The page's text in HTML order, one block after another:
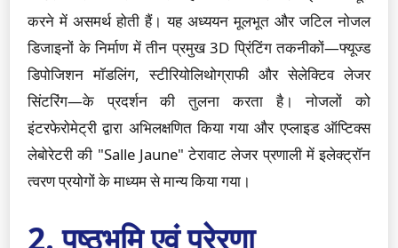
करने में असमर्थ होती हैं। यह अध्ययन मूलभूत और जटिल नोजल
डिजाइनों के निर्माण में तीन प्रमुख 3D प्रिंटिंग तकनीकों—फ्यूज्ड
डिपोजिशन मॉडलिंग, स्टीरियोलिथोग्राफी और सेलेक्टिव लेजर
सिंटरिंग—के प्रदर्शन की तुलना करता है। नोजलों को
इंटरफेरोमेट्री द्वारा अभिलक्षणित किया गया और एप्लाइड ऑप्टिक्स
लेबोरेटरी की "Salle Jaune" टेरावाट लेजर प्रणाली में इलेक्ट्रॉन
त्वरण प्रयोगों के माध्यम से मान्य किया गया।
2. पृष्ठभूमि एवं प्रेरणा